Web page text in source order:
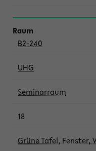
B2-240
UHG
Seminarraum
18
Grüne Tafel, Fenster,